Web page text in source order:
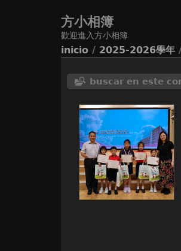
方小相簿
歡迎進入方小相簿
inicio / 2025-2026學年
buscar en este